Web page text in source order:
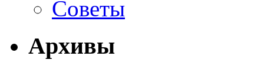
Советы
Архивы